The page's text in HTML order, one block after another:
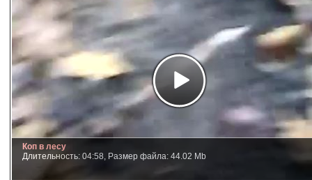
Коп в лесу
Длительность: 04:58, Размер файла: 44.02 Mb